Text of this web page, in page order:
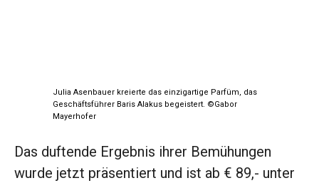
Julia Asenbauer kreierte das einzigartige Parfüm, das
Geschäftsführer Baris Alakus begeistert. ©Gabor
Mayerhofer
Das duftende Ergebnis ihrer Bemühungen
wurde jetzt präsentiert und ist ab € 89,- unter